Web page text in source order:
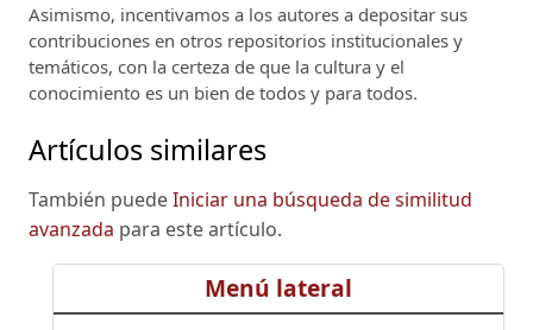
Asimismo, incentivamos a los autores a depositar sus
contribuciones en otros repositorios institucionales y
temáticos, con la certeza de que la cultura y el
conocimiento es un bien de todos y para todos.
Artículos similares
También puedeIniciar una búsqueda de similitud
avanzada para este artículo.
Menú lateral